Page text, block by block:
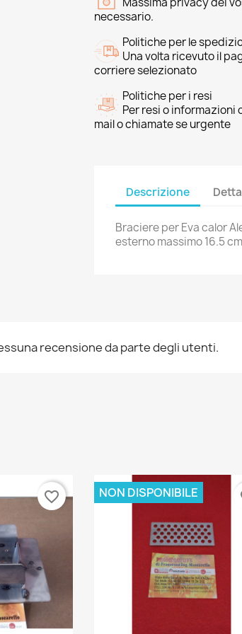
necessario.
Politiche per le
Una volta ricevuto il
corriere selezionato
Politiche per i resi
Per resi o
mail o chiamate se urgente
Descrizione
Braciere per Eva calor
esterno massimo 16.5
recensione da parte degli utenti.
favorite_border NON DISPONIBILE